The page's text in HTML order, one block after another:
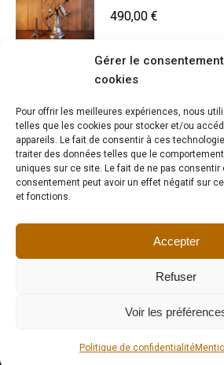
Gérer le
cookies
Pour offrir les meilleures expériences, nous
telles que les cookies pour stocker et/ou
appareils. Le fait de consentir à ces
traiter des données telles que le
uniques sur ce site. Le fait de ne pas consentir
consentement peut avoir un effet négatif sur
et fonctions.
Accepter
Refuser
Voir les
Politique de confidentialité
490,00 €
Lampe de créateur
Création artisanale
320,00€
Menu Footer